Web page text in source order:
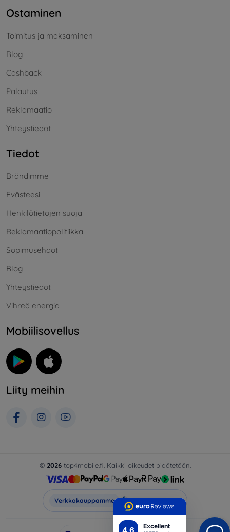
4.6 Excellent
Ostaminen
Toimitus ja maksaminen
Blog
Cashback
Palautus
Reklamaatio
Yhteystiedot
Tiedot
Brändimme
Evästeesi
Henkilötietojen suoja
Reklamaatiopolitiikka
Sopimusehdot
Blog
Yhteystiedot
Vihreä energia
Mobiilisovellus
Liity meihin
© 2026top4mobile.fi. Kaikki oikeudet pidätetään.
Verkkokauppamme Top4Mobile.fi